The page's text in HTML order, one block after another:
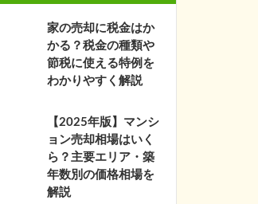
家の売却に税金はか
かる？税金の種類や
節税に使える特例を
わかりやすく解説
【2025年版】マンシ
ョン売却相場はいく
ら？主要エリア・築
年数別の価格相場を
解説